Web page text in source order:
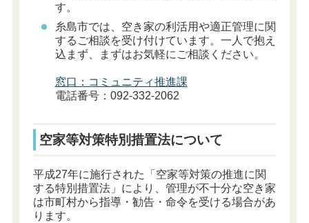
す。
糸島市では、空き家の利活用や適正管理に関
するご相談を受け付けています。一人で抱え
込まず、まずはお気軽にご相談ください。
窓口：コミュニティ推進課
電話番号：092-332-2062
空家等対策特別措置法について
平成27年に施行された「空家等対策の推進に関
する特別措置法」により、管理が不十分な空き家
は市町村から指導・勧告・命令を受ける場合があ
ります。